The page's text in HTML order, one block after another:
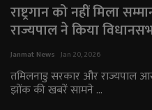
राष्ट्रगान को नहीं मिला
राज्यपाल ने किया
Janmat News Jan 20, 2026
तमिलनाडु सरकार और राज्यपाल
झोंक की खबरें सामने ...